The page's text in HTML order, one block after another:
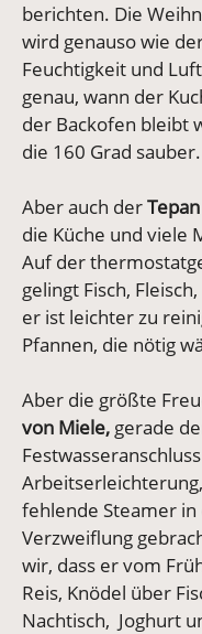
berichten. Die
wird genauso wie
Feuchtigkeit und
genau, wann der
der Backofen bleibt
die 160 Grad sauber.
Aber auch der
die Küche und viele
Auf der
gelingt Fisch,
er ist leichter zu
Pfannen, die nötig
Aber die größte
von Miele, gerade
fehlende Steamer
Verzweiflung
wir, dass er vom
Reis, Knödel über
Nachtisch, Joghurt